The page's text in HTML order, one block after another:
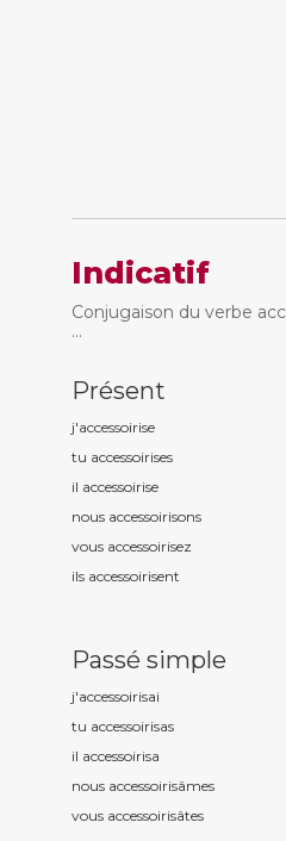
Indicatif
Conjugaison du verbe
...
Présent
j'accessoirise
tu accessoirises
il accessoirise
nous accessoirisons
vous accessoirisez
ils accessoirisent
Passé simple
j'accessoirisai
tu accessoirisas
il accessoirisa
nous accessoirisâmes
vous accessoirisâtes